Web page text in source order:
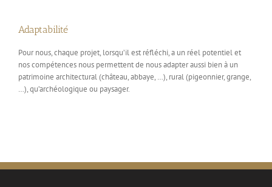
Adaptabilité
Pour nous, chaque projet, lorsqu’il est réfléchi, a un réel potentiel et
nos compétences nous permettent de nous adapter aussi bien à un
patrimoine architectural (château, abbaye, …), rural (pigeonnier, grange,
…), qu’archéologique ou paysager.